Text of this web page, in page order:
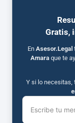
Gratis,
En Asesor.Legal
Amaraque te
Y si lo necesitas,
Escribe tu